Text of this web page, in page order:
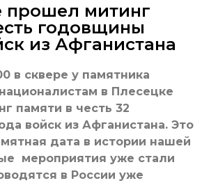
прошел митинг
годовщины
из Афганистана
в сквере у памятника
в Плесецке
памяти в честь 32
войск из Афганистана. Это
дата в истории нашей
мероприятия уже стали
в России уже